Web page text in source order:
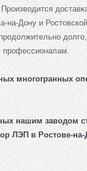
на-Дону и
профессионалам.
многогранных
нашим заводом
ЛЭП в Ростове-